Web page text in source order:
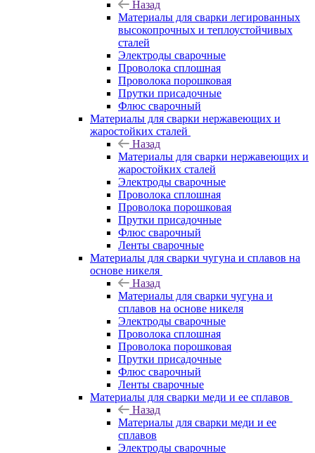
Назад
Материалы для сварки легированных
высокопрочных и теплоустойчивых
сталей
Электроды сварочные
Проволока сплошная
Проволока порошковая
Прутки присадочные
Флюс сварочный
Материалы для сварки нержавеющих и
жаростойких сталей
Назад
Материалы для сварки нержавеющих и
жаростойких сталей
Электроды сварочные
Проволока сплошная
Проволока порошковая
Прутки присадочные
Флюс сварочный
Ленты сварочные
Материалы для сварки чугуна и сплавов на
основе никеля
Назад
Материалы для сварки чугуна и
сплавов на основе никеля
Электроды сварочные
Проволока сплошная
Проволока порошковая
Прутки присадочные
Флюс сварочный
Ленты сварочные
Материалы для сварки меди и ее сплавов
Назад
Материалы для сварки меди и ее
сплавов
Электроды сварочные